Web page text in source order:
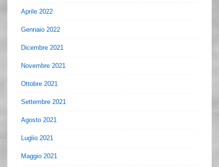
Aprile 2022
Gennaio 2022
Dicembre 2021
Novembre 2021
Ottobre 2021
Settembre 2021
Agosto 2021
Luglio 2021
Maggio 2021